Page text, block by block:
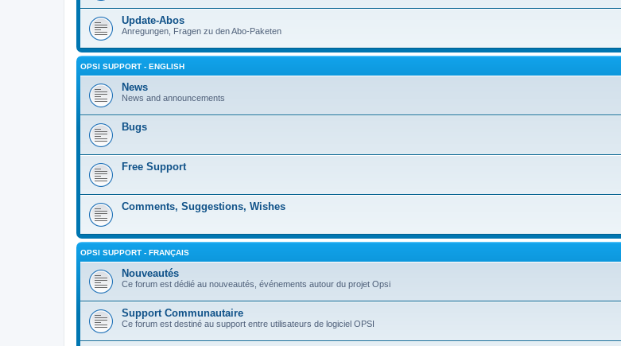
Update-Abos
Anregungen, Fragen zu den Abo-Paketen
OPSI SUPPORT - ENGLISH
News
News and announcements
Bugs
Free Support
Comments, Suggestions, Wishes
OPSI SUPPORT - FRANÇAIS
Nouveautés
Ce forum est dédié au nouveautés, événements autour du projet Opsi
Support Communautaire
Ce forum est destiné au support entre utilisateurs de logiciel OPSI